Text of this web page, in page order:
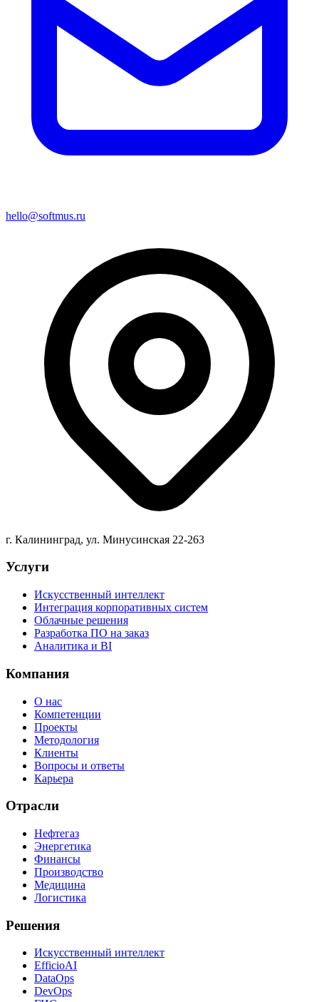
hello@softmus.ru
г. Калининград, ул. Минусинская 22-263
Услуги
Искусственный интеллект
Интеграция корпоративных систем
Облачные решения
Разработка ПО на заказ
Аналитика и BI
Компания
О нас
Компетенции
Проекты
Методология
Клиенты
Вопросы и ответы
Карьера
Отрасли
Нефтегаз
Энергетика
Финансы
Производство
Медицина
Логистика
Решения
Искусственный интеллект
EfficioAI
DataOps
DevOps